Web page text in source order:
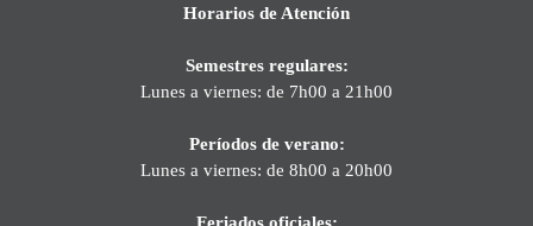
Horarios de Atención
Semestres regulares:
Lunes a viernes: de 7h00 a 21h00
Períodos de verano:
Lunes a viernes: de 8h00 a 20h00
Feriados oficiales: